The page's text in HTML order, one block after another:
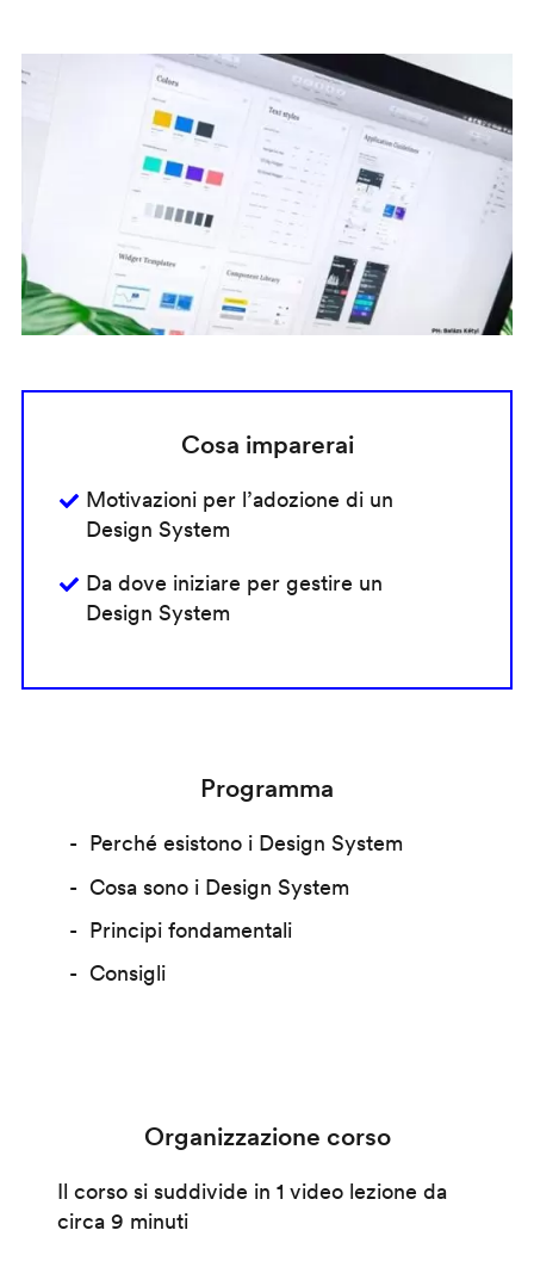
Cosa imparerai
Motivazioni per l’adozione di un
Design System
Da dove iniziare per gestire un
Design System
Programma
Perché esistono i Design System
Cosa sono i Design System
Principi fondamentali
Consigli
Organizzazione corso
Il corso si suddivide in 1 video lezione da
circa 9 minuti